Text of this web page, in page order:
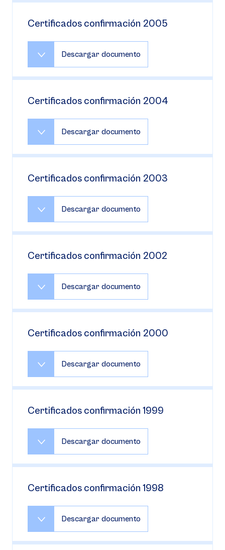
Certificados confirmación 2005
Descargar documento
Certificados confirmación 2004
Descargar documento
Certificados confirmación 2003
Descargar documento
Certificados confirmación 2002
Descargar documento
Certificados confirmación 2000
Descargar documento
Certificados confirmación 1999
Descargar documento
Certificados confirmación 1998
Descargar documento